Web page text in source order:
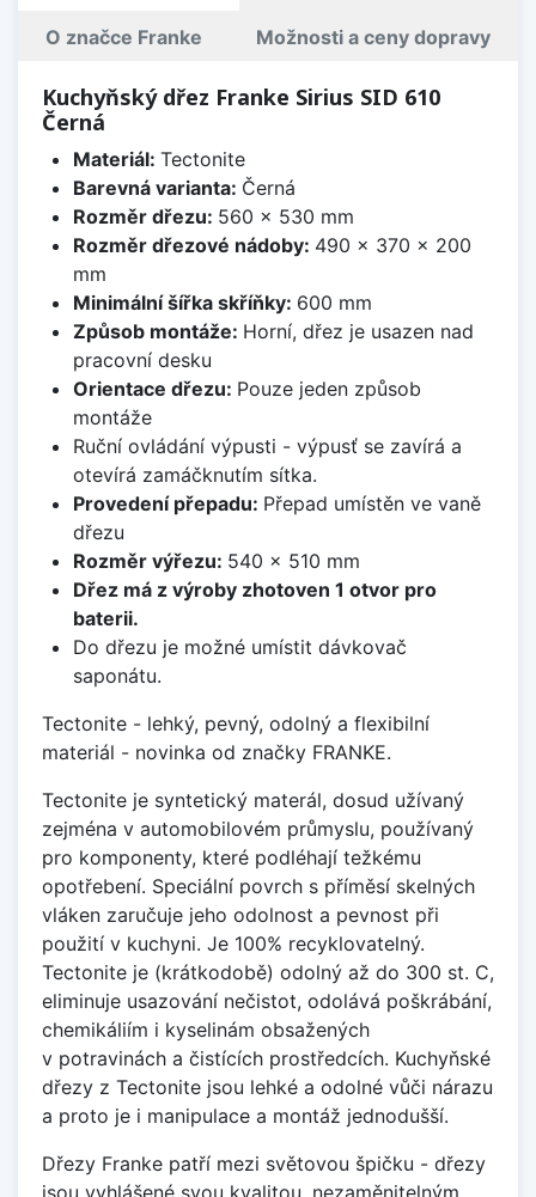
O značce Franke Možnosti a ceny dopravy
Kuchyňský dřez Franke Sirius SID 610
Černá
Materiál: Tectonite
Barevná varianta: Černá
Rozměr dřezu: 560 x 530 mm
Rozměr dřezové nádoby: 490 x 370 x 200
mm
Minimální šířka skříňky: 600 mm
Způsob montáže: Horní, dřez je usazen nad
pracovní desku
Orientace dřezu: Pouze jeden způsob
montáže
Ruční ovládání výpusti - výpusť se zavírá a
otevírá zamáčknutím sítka.
Provedení přepadu: Přepad umístěn ve vaně
dřezu
Rozměr výřezu: 540 x 510 mm
Dřez má z výroby zhotoven 1 otvor pro
baterii.
Do dřezu je možné umístit dávkovač
saponátu.
Tectonite - lehký, pevný, odolný a flexibilní
materiál - novinka od značky FRANKE.
Tectonite je syntetický materál, dosud užívaný
zejména v automobilovém průmyslu, používaný
pro komponenty, které podléhají težkému
opotřebení. Speciální povrch s příměsí skelných
vláken zaručuje jeho odolnost a pevnost při
použití v kuchyni. Je 100% recyklovatelný.
Tectonite je (krátkodobě) odolný až do 300 st. C,
eliminuje usazování nečistot, odolává poškrábání,
chemikáliím i kyselinám obsažených
v potravinách a čistících prostředcích. Kuchyňské
dřezy z Tectonite jsou lehké a odolné vůči nárazu
a proto je i manipulace a montáž jednodušší.
Dřezy Franke patří mezi světovou špičku - dřezy